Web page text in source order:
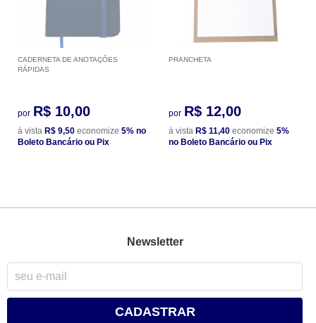
CADERNETA DE ANOTAÇÕES
RÁPIDAS
por R$ 10,00
à vista R$ 9,50 economize 5% no
Boleto Bancário ou Pix
PRANCHETA
por R$ 12,00
à vista R$ 11,40 economize 5%
no Boleto Bancário ou Pix
Newsletter
CADASTRAR